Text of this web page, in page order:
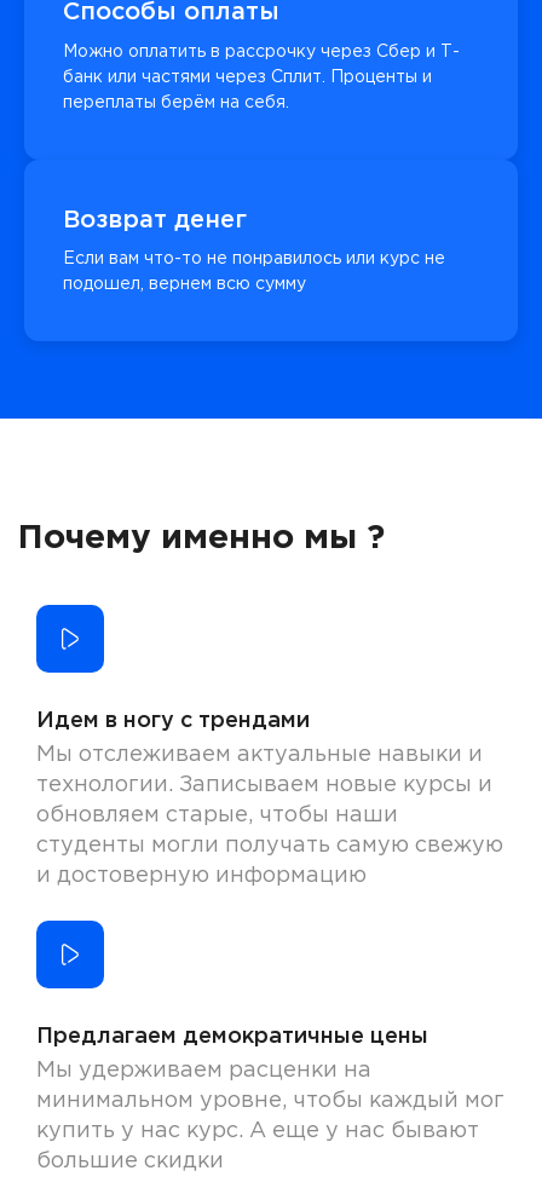
Способы оплаты
Можно оплатить в рассрочку через Сбер и Т-
банк или частями через Сплит. Проценты и
переплаты берём на себя.
Возврат денег
Если вам что-то не понравилось или курс не
подошел, вернем всю сумму
Почему именно мы ?
Идем в ногу с трендами
Мы отслеживаем актуальные навыки и
технологии. Записываем новые курсы и
обновляем старые, чтобы наши
студенты могли получать самую свежую
и достоверную информацию
Предлагаем демократичные цены
Мы удерживаем расценки на
минимальном уровне, чтобы каждый мог
купить у нас курс. А еще у нас бывают
большие скидки